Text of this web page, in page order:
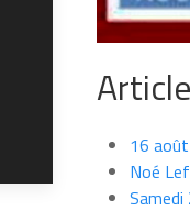
16
Noé
Samedi